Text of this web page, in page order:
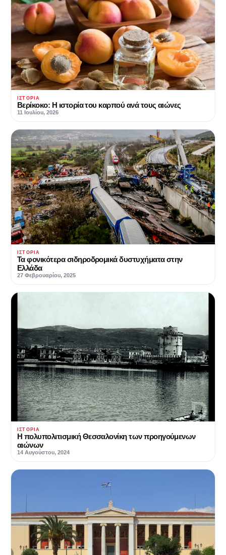
ΙΣΤΟΡΊΑ
Βερίκοκο: Η ιστορία του καρπού ανά τους αιώνες
11 Ιουλίου, 2026
ΙΣΤΟΡΊΑ
Τα φονικότερα σιδηροδρομικά δυστυχήματα στην
Ελλάδα
27 Φεβρουαρίου, 2025
ΙΣΤΟΡΊΑ
Η πολυπολιτισμική Θεσσαλονίκη των προηγούμενων
αιώνων
14 Αυγούστου, 2024